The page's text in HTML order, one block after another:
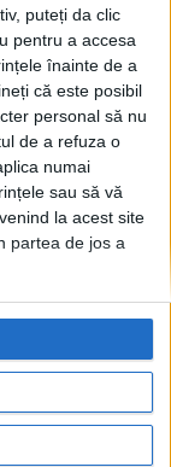
puteți da clic
pentru a accesa
înainte de a
că este posibil
personal să nu
de a refuza o
numai
sau să vă
la acest site
partea de jos a
400 de puieți
la Pătrăuți
o campanie